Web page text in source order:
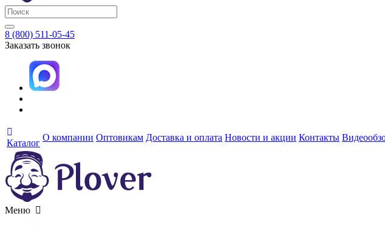
8 (800) 511-05-45
Заказать звонок
Каталог
О компании Оптовикам Доставка и оплата Новости и акции Контакты
Меню